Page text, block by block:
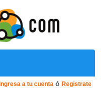
Ingresa a tu cuenta ó Registrate